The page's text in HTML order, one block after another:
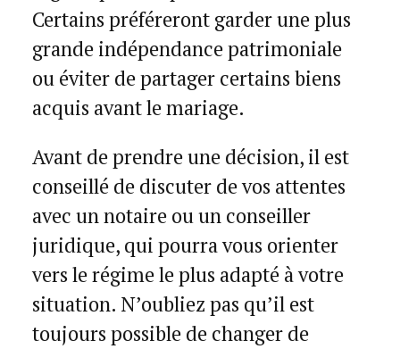
Certains préféreront garder une plus
grande indépendance patrimoniale
ou éviter de partager certains biens
acquis avant le mariage.
Avant de prendre une décision, il est
conseillé de discuter de vos attentes
avec un notaire ou un conseiller
juridique, qui pourra vous orienter
vers le régime le plus adapté à votre
situation. N’oubliez pas qu’il est
toujours possible de changer de